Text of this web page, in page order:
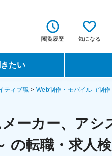
閲覧履歴 気になる
たい
転職イベ
転職セミ
ティブ職 Web制作・モバイル（制作
ーカー、アシ
の転職・求人